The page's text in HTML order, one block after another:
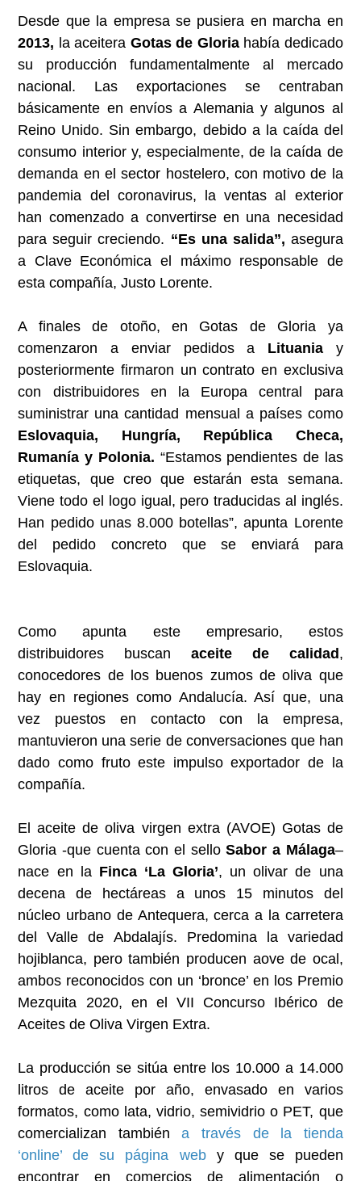
Desde que la empresa se pusiera en marcha en
2013, la aceitera Gotas de Gloria había dedicado
su producción fundamentalmente al mercado
nacional. Las exportaciones se centraban
básicamente en envíos a Alemania y algunos al
Reino Unido. Sin embargo, debido a la caída del
consumo interior y, especialmente, de la caída de
demanda en el sector hostelero, con motivo de la
pandemia del coronavirus, la ventas al exterior
han comenzado a convertirse en una necesidad
para seguir creciendo. “Es una salida”, asegura
a Clave Económica el máximo responsable de
esta compañía, Justo Lorente.
A finales de otoño, en Gotas de Gloria ya
comenzaron a enviar pedidos a Lituania y
posteriormente firmaron un contrato en exclusiva
con distribuidores en la Europa central para
suministrar una cantidad mensual a países como
Eslovaquia, Hungría, República Checa,
Rumanía y Polonia. “Estamos pendientes de las
etiquetas, que creo que estarán esta semana.
Viene todo el logo igual, pero traducidas al inglés.
Han pedido unas 8.000 botellas”, apunta Lorente
del pedido concreto que se enviará para
Eslovaquia.
Como apunta este empresario, estos
distribuidores buscan aceite de calidad,
conocedores de los buenos zumos de oliva que
hay en regiones como Andalucía. Así que, una
vez puestos en contacto con la empresa,
mantuvieron una serie de conversaciones que han
dado como fruto este impulso exportador de la
compañía.
El aceite de oliva virgen extra (AVOE) Gotas de
Gloria -que cuenta con el selloSabor a Málaga–
nace en la Finca ‘La Gloria’, un olivar de una
decena de hectáreas a unos 15 minutos del
núcleo urbano de Antequera, cerca a la carretera
del Valle de Abdalajís. Predomina la variedad
hojiblanca, pero también producen aove de ocal,
ambos reconocidos con un ‘bronce’ en los Premio
Mezquita 2020, en el VII Concurso Ibérico de
Aceites de Oliva Virgen Extra.
La producción se sitúa entre los 10.000 a 14.000
litros de aceite por año, envasado en varios
formatos, como lata, vidrio, semividrio o PET, que
comercializan tambiéna través de la tienda
‘online’ de su página weby que se pueden
encontrar en comercios de alimentación o